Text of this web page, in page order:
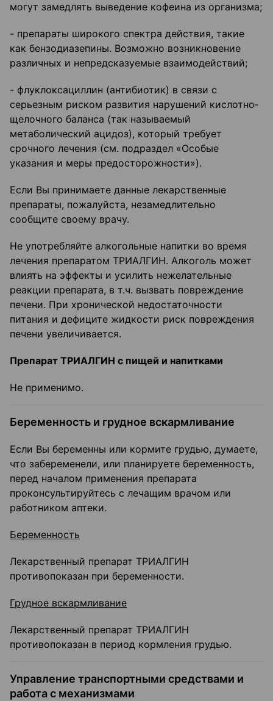
могут замедлять выведение кофеина из организма;
- препараты широкого спектра действия, такие
как бензодиазепины. Возможно возникновение
различных и непредсказуемые взаимодействий;
- флуклоксациллин (антибиотик) в связи с
серьезным риском развития нарушений кислотно­
щелочного баланса (так называемый
метаболический ацидоз), который требует
срочного лечения (см. подраздел «Особые
указания и меры предосторожности»).
Если Вы принимаете данные лекарственные
препараты, пожалуйста, незамедлительно
сообщите своему врачу.
Не употребляйте алкогольные напитки во время
лечения препаратом ТРИАЛГИН. Алкоголь может
влиять на эффекты и усилить нежелательные
реакции препарата, в т.ч. вызвать повреждение
печени. При хронической недостаточности
питания и дефиците жидкости риск повреждения
печени увеличивается.
Препарат ТРИАЛГИН с пищей и напитками
Не применимо.
Беременность и грудное вскармливание
Если Вы беременны или кормите грудью, думаете,
что забеременели, или планируете беременность,
перед началом применения препарата
проконсультируйтесь с лечащим врачом или
работником аптеки.
Беременность
Лекарственный препарат ТРИАЛГИН
противопоказан при беременности.
Грудное вскармливание
Лекарственный препарат ТРИАЛГИН
противопоказан в период кормления грудью.
Управление транспортными средствами и
работа с механизмами